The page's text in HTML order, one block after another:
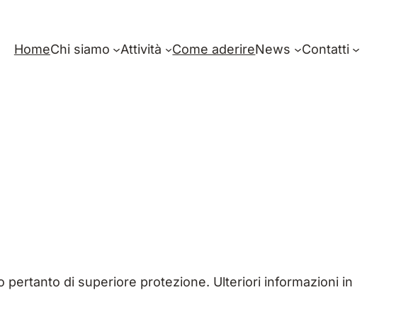
HomeChi siamo Attività Come aderireNews Contatti
di superiore protezione. Ulteriori informazioni in